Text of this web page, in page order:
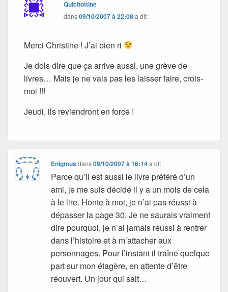
Quichottine
dans09/10/2007 à 22:08a dit :
Merci Christine ! J’ai bien ri
Je dois dire que ça arrive aussi, une grève de
livres… Mais je ne vais pas les laisser faire, crois-
moi !!!
Jeudi, ils reviendront en force !
Enigmusdans09/10/2007 à 16:14 a dit :
Parce qu’il est aussi le livre préféré d’un
ami, je me suis décidé il y a un mois de cela
à le lire. Honte à moi, je n’ai pas réussi à
dépasser la page 30. Je ne saurais vraiment
dire pourquoi, je n’ai jamais réussi à rentrer
dans l’histoire et à m’attacher aux
personnages. Pour l’instant il traîne quelque
part sur mon étagère, en attente d’être
réouvert. Un jour qui sait…